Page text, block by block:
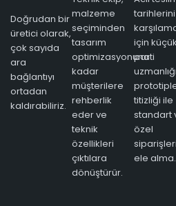
Doğrudan bir
üretici olarak,
çok sayıda
ara
bağlantıyı
ortadan
kaldırabiliriz.
malzeme
seçiminden
tasarım
optimizasyonuna
kadar
müşterilere
rehberlik
eder ve
teknik
özellikleri
çıktılara
dönüştürür.
tarihlerini
için küçük
parti
titizliği ile
standart
özel
siparişleri
ele alma.